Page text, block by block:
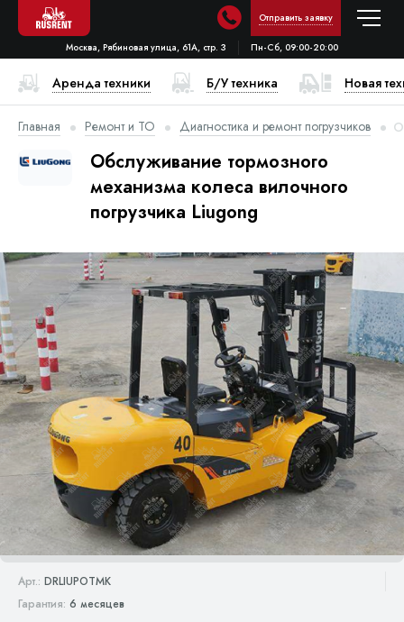
Отправить заявку
Москва, Рябиновая улица, 61А, стр. 3 Пн-Сб, 09:00-20:00
Аренда техники Б/У техника Новая
Главная Ремонт и ТО Диагностика и ремонт погрузчиков
Обслуживание тормозного
механизма колеса вилочного
погрузчика Liugong
Арт.: DRLIUPOTMK
Гарантия: 6 месяцев